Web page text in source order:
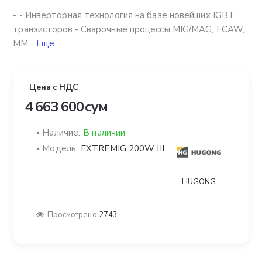
- - Инверторная технология на базе новейших IGBT
транзисторов;- Сварочные процессы MIG/MAG, FCAW,
MM... Ещё...
Цена с НДС
4 663 600 сум
Наличие: В наличии
Модель: EXTREMIG 200W III
HUGONG
Просмотрено:2743